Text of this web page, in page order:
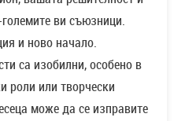
ви съюзници.
и ново начало.
са изобилни, особено в
роли или творчески
може да се изправите